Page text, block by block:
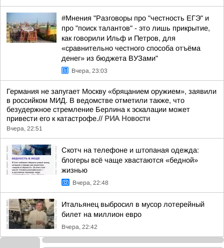
#Мнения "Разговоры про "честность ЕГЭ" и
про "поиск талантов" - это лишь прикрытие,
как говорили Ильф и Петров, для
«сравнительно честного способа отъёма
денег» из бюджета ВУЗами"
Вчера, 23:03
Германия не запугает Москву «бряцанием оружием», заявили
в российком МИД. В ведомстве отметили также, что
безудержное стремление Берлина к эскалации может
привести его к катастрофе.// РИА Новости
Вчера, 22:51
Скотч на телефоне и штопаная одежда:
блогеры всё чаще хвастаются «бедной»
жизнью
Вчера, 22:48
Итальянец выбросил в мусор лотерейный
билет на миллион евро
Вчера, 22:42